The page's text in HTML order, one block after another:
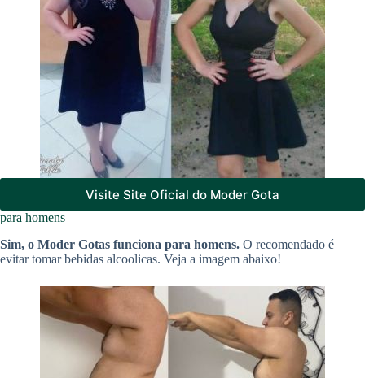
Visite Site Oficial do Moder Gota
para homens
Sim, o Moder Gotas funciona para homens. O recomendado é
evitar tomar bebidas alcoolicas. Veja a imagem abaixo!